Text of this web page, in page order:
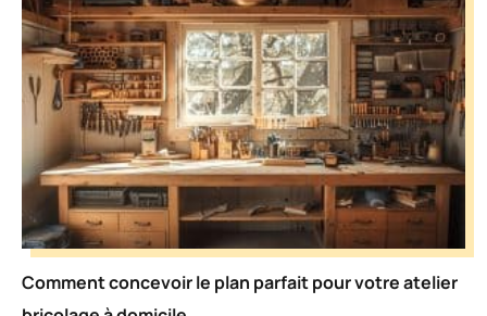
Comment concevoir le plan parfait pour votre atelier